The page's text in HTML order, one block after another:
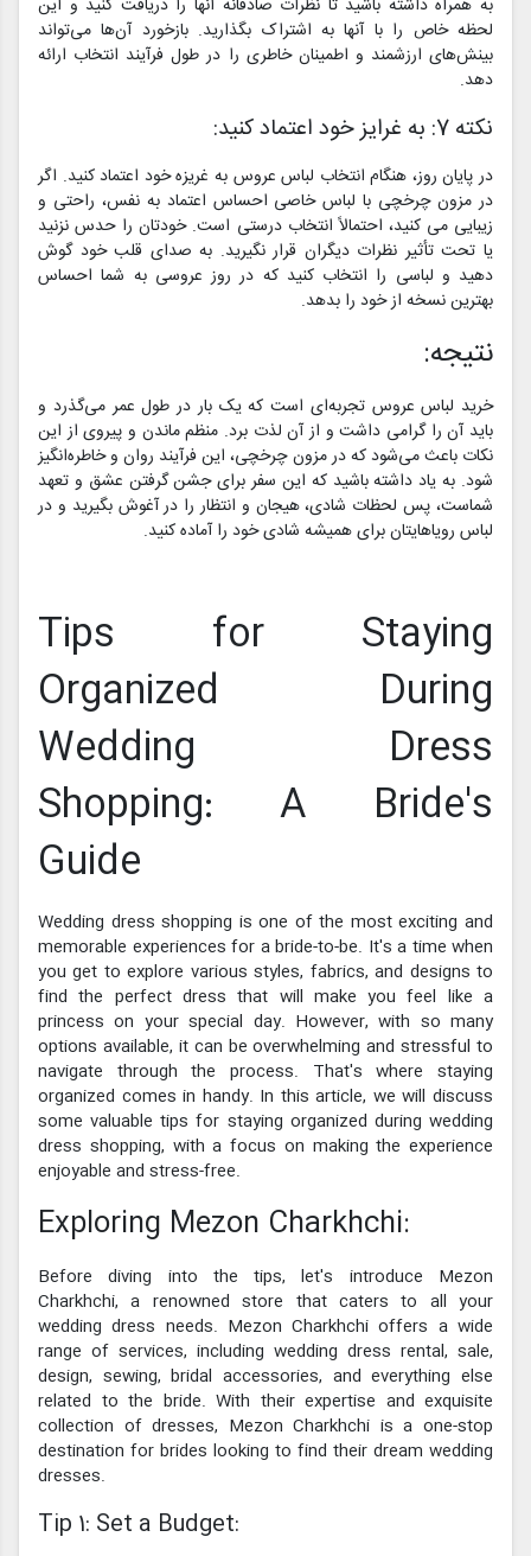
لحظه خاص را با آنها به اشتراک بگذارید. بازخورد آن‌ها می‌تواند
بینش‌های ارزشمند و اطمینان خاطری را در طول فرآیند انتخاب ارائه
دهد.
نکته 7: به غرایز خود اعتماد کنید:
در پایان روز، هنگام انتخاب لباس عروس به غریزه خود اعتماد کنید. اگر
در مزون چرخچی با لباس خاصی احساس اعتماد به نفس، راحتی و
زیبایی می کنید، احتمالاً انتخاب درستی است. خودتان را حدس نزنید
یا تحت تأثیر نظرات دیگران قرار نگیرید. به صدای قلب خود گوش
دهید و لباسی را انتخاب کنید که در روز عروسی به شما احساس
بهترین نسخه از خود را بدهد.
نتیجه:
خرید لباس عروس تجربه‌ای است که یک بار در طول عمر می‌گذرد و
باید آن را گرامی داشت و از آن لذت برد. منظم ماندن و پیروی از این
نکات باعث می‌شود که در مزون چرخچی، این فرآیند روان و خاطره‌انگیز
شود. به یاد داشته باشید که این سفر برای جشن گرفتن عشق و تعهد
شماست، پس لحظات شادی، هیجان و انتظار را در آغوش بگیرید و در
لباس رویاهایتان برای همیشه شادی خود را آماده کنید.
Tips for Staying
Organized During
Wedding Dress
Shopping: A Bride's
Guide
Wedding dress shopping is one of the most exciting and
memorable experiences for a bride-to-be. It's a time when
you get to explore various styles, fabrics, and designs to
find the perfect dress that will make you feel like a
princess on your special day. However, with so many
options available, it can be overwhelming and stressful to
navigate through the process. That's where staying
organized comes in handy. In this article, we will discuss
some valuable tips for staying organized during wedding
dress shopping, with a focus on making the experience
enjoyable and stress-free.
Exploring Mezon Charkhchi:
Before diving into the tips, let's introduce Mezon
Charkhchi, a renowned store that caters to all your
wedding dress needs. Mezon Charkhchi offers a wide
range of services, including wedding dress rental, sale,
design, sewing, bridal accessories, and everything else
related to the bride. With their expertise and exquisite
collection of dresses, Mezon Charkhchi is a one-stop
destination for brides looking to find their dream wedding
dresses.
Tip 1: Set a Budget: